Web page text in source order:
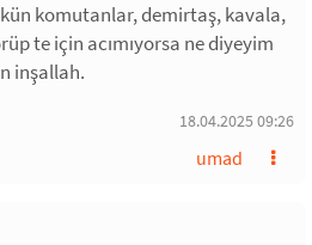
komutanlar, demirtaş, kavala,
te için acımıyorsa ne diyeyim
inşallah.
18.04.2025 09:26
umad